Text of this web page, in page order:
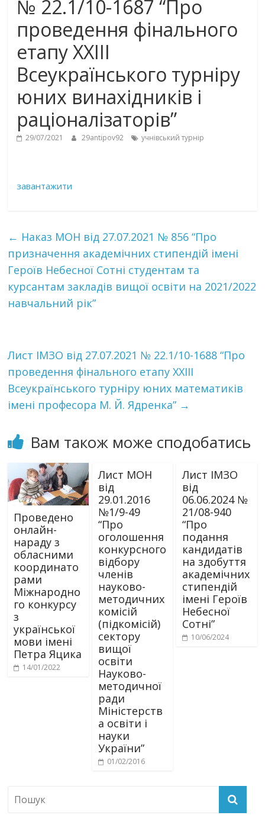
№ 22.1/10-1687 “Про
проведення фінального
етапу XXІІІ
Всеукраїнського турніру
юних винахідників і
раціоналізаторів”
29/07/2021 29antipov92 учнівський турнір
завантажити
← Наказ МОН від 27.07.2021 № 856 “Про
призначення академічних стипендій імені
Героїв Небесної Сотні студентам та
курсантам закладів вищої освіти на 2021/2022
навчальний рік”
Лист ІМЗО від 27.07.2021 № 22.1/10-1688 “Про
проведення фінального етапу XXІІІ
Всеукраїнського турніру юних математиків
імені професора М. Й. Ядренка” →
Вам також може сподобатись
Проведено
онлайн-
нараду з
обласними
координато
рами
Міжнародно
го конкурсу
з
української
мови імені
Петра Яцика
14/01/2022
Лист МОН
від
29.01.2016
№1/9-49
“Про
оголошення
конкурсного
відбору
членів
науково-
методичних
комісій
(підкомісій)
сектору
вищої
освіти
Науково-
методичної
ради
Міністерств
а освіти і
науки
України”
01/02/2016
Лист ІМЗО
від
06.06.2024 №
21/08-940
“Про
подання
кандидатів
на здобуття
академічних
стипендій
імені Героїв
Небесної
Сотні”
10/06/2024